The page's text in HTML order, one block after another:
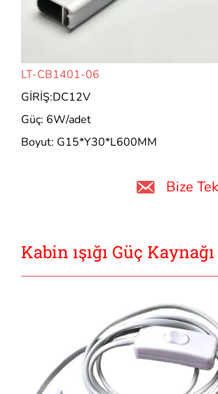
LT-CB1401-06
GİRİŞ:DC12V
Güç: 6W/adet
Boyut: G15*Y30*L600MM
Bize
Kabin ışığı Güç Kaynağı